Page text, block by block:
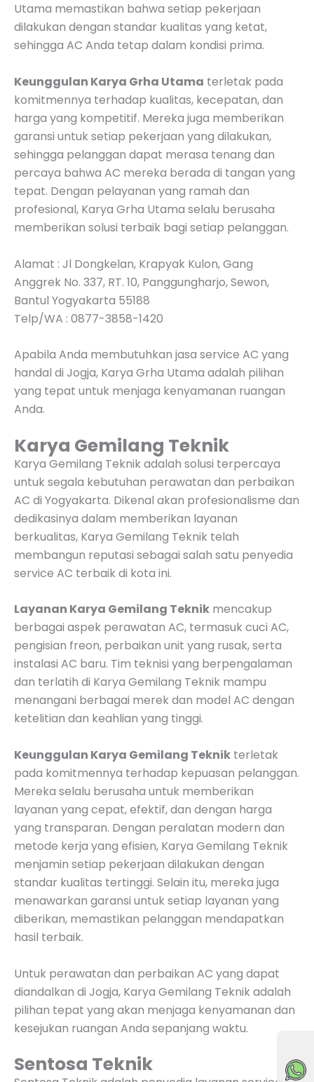
Utama memastikan bahwa setiap pekerjaan
dilakukan dengan standar kualitas yang ketat,
sehingga AC Anda tetap dalam kondisi prima.
Keunggulan Karya Grha Utama terletak pada
komitmennya terhadap kualitas, kecepatan, dan
harga yang kompetitif. Mereka juga memberikan
garansi untuk setiap pekerjaan yang dilakukan,
sehingga pelanggan dapat merasa tenang dan
percaya bahwa AC mereka berada di tangan yang
tepat. Dengan pelayanan yang ramah dan
profesional, Karya Grha Utama selalu berusaha
memberikan solusi terbaik bagi setiap pelanggan.
Alamat : Jl Dongkelan, Krapyak Kulon, Gang
Anggrek No. 337, RT. 10, Panggungharjo, Sewon,
Bantul Yogyakarta 55188
Telp/WA : 0877-3858-1420
Apabila Anda membutuhkan jasa service AC yang
handal di Jogja, Karya Grha Utama adalah pilihan
yang tepat untuk menjaga kenyamanan ruangan
Anda.
Karya Gemilang Teknik
Karya Gemilang Teknik adalah solusi terpercaya
untuk segala kebutuhan perawatan dan perbaikan
AC di Yogyakarta. Dikenal akan profesionalisme dan
dedikasinya dalam memberikan layanan
berkualitas, Karya Gemilang Teknik telah
membangun reputasi sebagai salah satu penyedia
service AC terbaik di kota ini.
Layanan Karya Gemilang Teknik mencakup
berbagai aspek perawatan AC, termasuk cuci AC,
pengisian freon, perbaikan unit yang rusak, serta
instalasi AC baru. Tim teknisi yang berpengalaman
dan terlatih di Karya Gemilang Teknik mampu
menangani berbagai merek dan model AC dengan
ketelitian dan keahlian yang tinggi.
Keunggulan Karya Gemilang Teknik terletak
pada komitmennya terhadap kepuasan pelanggan.
Mereka selalu berusaha untuk memberikan
layanan yang cepat, efektif, dan dengan harga
yang transparan. Dengan peralatan modern dan
metode kerja yang efisien, Karya Gemilang Teknik
menjamin setiap pekerjaan dilakukan dengan
standar kualitas tertinggi. Selain itu, mereka juga
menawarkan garansi untuk setiap layanan yang
diberikan, memastikan pelanggan mendapatkan
hasil terbaik.
Untuk perawatan dan perbaikan AC yang dapat
diandalkan di Jogja, Karya Gemilang Teknik adalah
pilihan tepat yang akan menjaga kenyamanan dan
kesejukan ruangan Anda sepanjang waktu.
Sentosa Teknik